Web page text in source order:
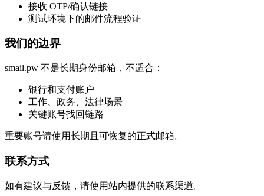
接收 OTP/确认链接
测试环境下的邮件流程验证
我们的边界
smail.pw 不是长期身份邮箱，不适合：
银行和支付账户
工作、政务、法律场景
关键账号找回链路
重要账号请使用长期且可恢复的正式邮箱。
联系方式
如有建议与反馈，请使用站内提供的联系渠道。